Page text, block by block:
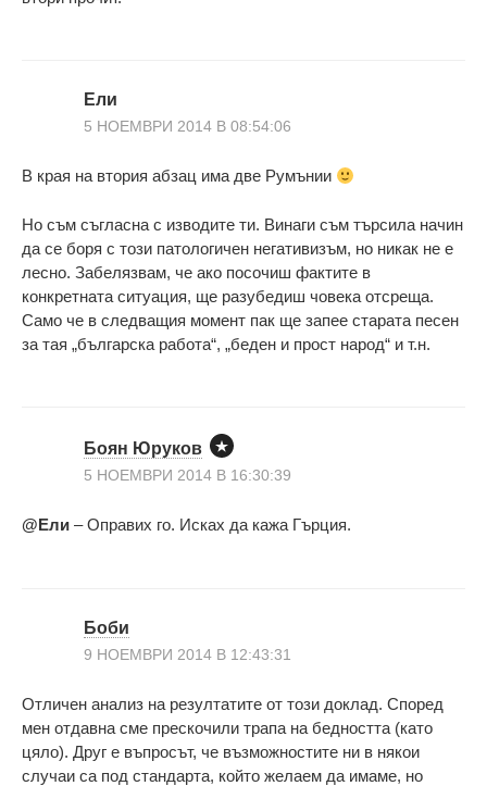
Ели
5 НОЕМВРИ 2014 В 08:54:06
В края на втория абзац има две Румънии
Но съм съгласна с изводите ти. Винаги съм търсила начин
да се боря с този патологичен негативизъм, но никак не е
лесно. Забелязвам, че ако посочиш фактите в
конкретната ситуация, ще разубедиш човека отсреща.
Само че в следващия момент пак ще запее старата песен
за тая „българска работа“, „беден и прост народ“ и т.н.
Боян Юруков
5 НОЕМВРИ 2014 В 16:30:39
@Ели – Оправих го. Исках да кажа Гърция.
Боби
9 НОЕМВРИ 2014 В 12:43:31
Отличен анализ на резултатите от този доклад. Според
мен отдавна сме прескочили трапа на бедността (като
цяло). Друг е въпросът, че възможностите ни в някои
случаи са под стандарта, който желаем да имаме, но